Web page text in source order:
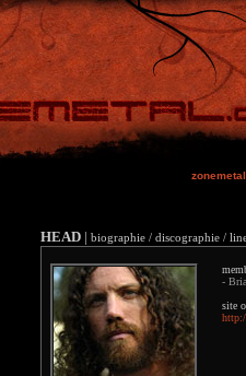
zonemetal
HEAD | biographie / discographie /
-
site